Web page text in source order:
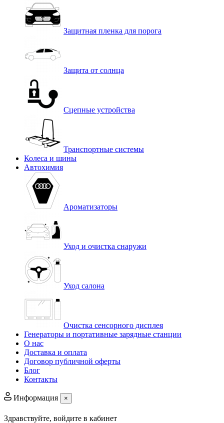
Защитная пленка для порога
Защита от солнца
Сцепные устройства
Транспортные системы
Колеса и шины
Автохимия
Ароматизаторы
Уход и очистка снаружи
Уход салона
Очистка сенсорного дисплея
Генераторы и портативные зарядные станции
О нас
Доставка и оплата
Договор публичной оферты
Блог
Контакты
Информация ×
Здравствуйте, войдите в кабинет